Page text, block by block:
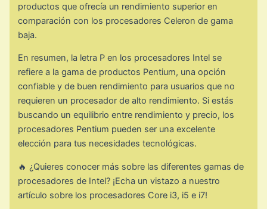
productos que ofrecía un rendimiento superior en
comparación con los procesadores Celeron de gama
baja.
En resumen, la letra P en los procesadores Intel se
refiere a la gama de productos Pentium, una opción
confiable y de buen rendimiento para usuarios que no
requieren un procesador de alto rendimiento. Si estás
buscando un equilibrio entre rendimiento y precio, los
procesadores Pentium pueden ser una excelente
elección para tus necesidades tecnológicas.
🔥 ¿Quieres conocer más sobre las diferentes gamas de
procesadores de Intel? ¡Echa un vistazo a nuestro
artículo sobre los procesadores Core i3, i5 e i7!